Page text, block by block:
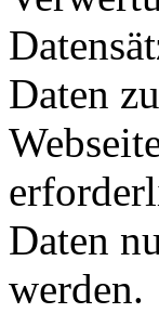
Daten
Daten
werden.